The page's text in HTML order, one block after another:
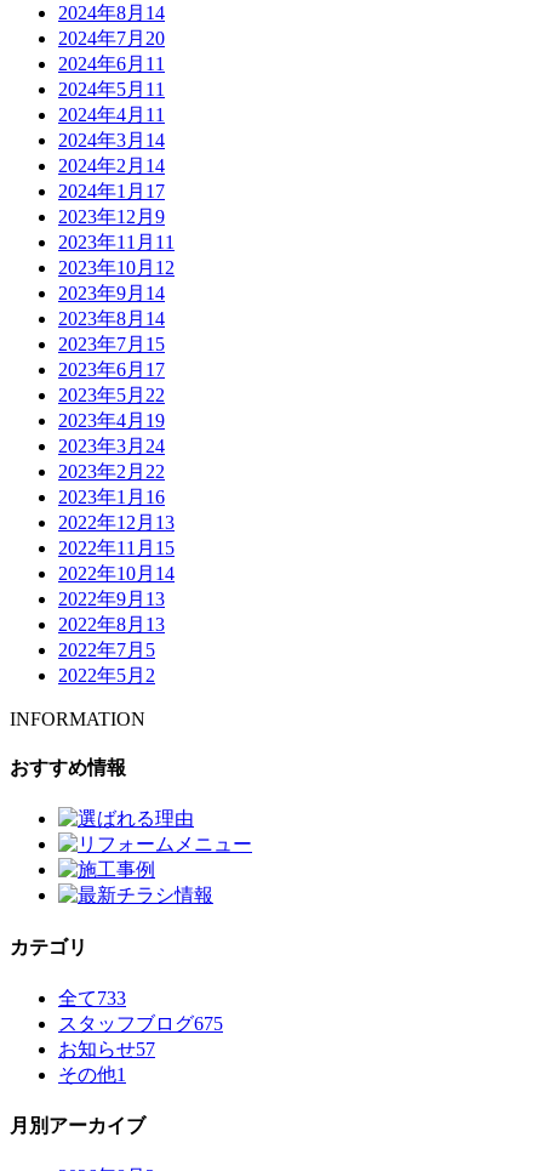
2024年8月 14
2024年7月 20
2024年6月 11
2024年5月 11
2024年4月 11
2024年3月 14
2024年2月 14
2024年1月 17
2023年12月 9
2023年11月 11
2023年10月 12
2023年9月 14
2023年8月 14
2023年7月 15
2023年6月 17
2023年5月 22
2023年4月 19
2023年3月 24
2023年2月 22
2023年1月 16
2022年12月 13
2022年11月 15
2022年10月 14
2022年9月 13
2022年8月 13
2022年7月 5
2022年5月 2
INFORMATION
おすすめ情報
カテゴリ
全て733
スタッフブログ675
お知らせ57
その他1
月別アーカイブ